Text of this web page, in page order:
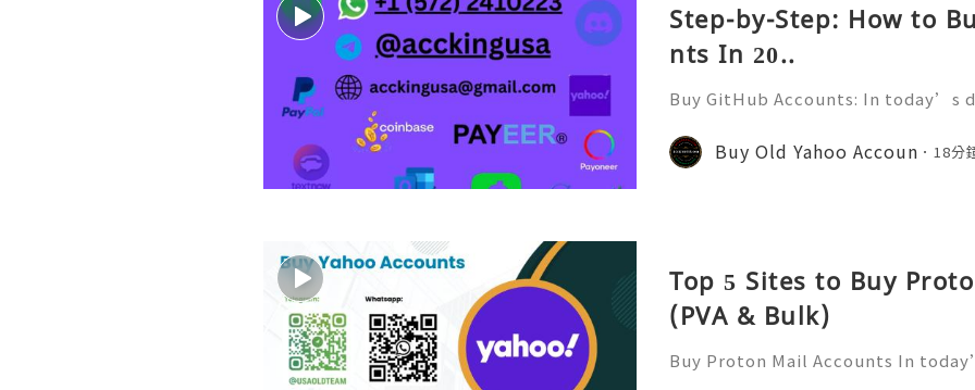
Step-by-Step: How to
nts In 20..
Buy GitHub Accounts: In today’s
n ever. GitHub has become one
forms for developers, compa
Buy Old Yahoo Accoun 18分
Top 5 Sites to Buy
(PVA & Bulk)
Buy Proton Mail Accounts In